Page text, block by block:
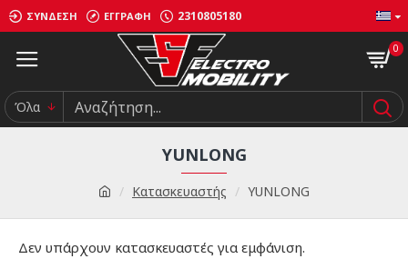
ΣΎΝΔΕΣΗ ΕΓΓΡΑΦΉ 2310805180
0
Όλα
Κατασκευαστής YUNLONG
YUNLONG
Δεν υπάρχουν κατασκευαστές για εμφάνιση.